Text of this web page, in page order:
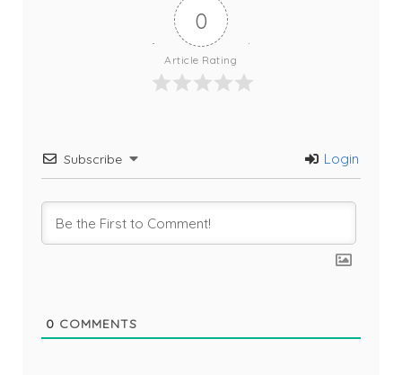
0
Article Rating
Subscribe Login
0 COMMENTS